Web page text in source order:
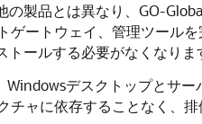
の製品とは異なり、GO-
ゲートウェイ、管理ツール
ールする必要がなくなりま
デスクトップとサ
ャに依存することなく、排